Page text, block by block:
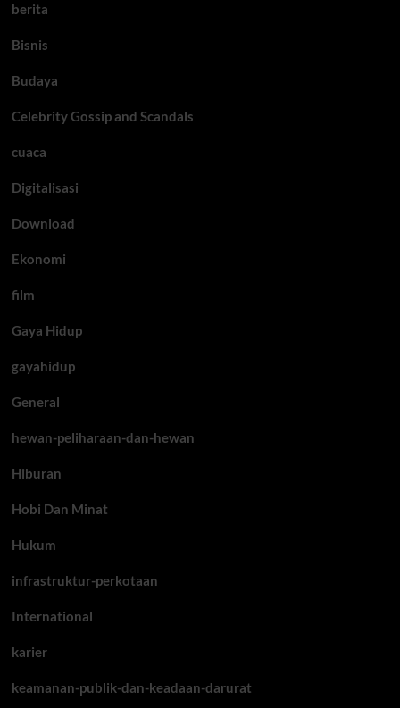
berita
Bisnis
Budaya
Celebrity Gossip and Scandals
cuaca
Digitalisasi
Download
Ekonomi
film
Gaya Hidup
gayahidup
General
hewan-peliharaan-dan-hewan
Hiburan
Hobi Dan Minat
Hukum
infrastruktur-perkotaan
International
karier
keamanan-publik-dan-keadaan-darurat